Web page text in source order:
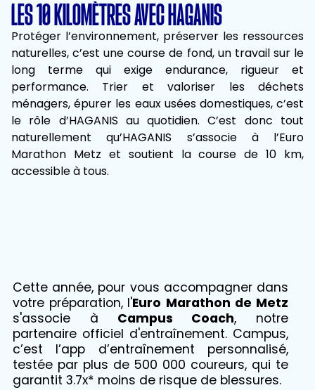
LES 10 KILOMÈTRES AVEC HAGANIS
Protéger l’environnement, préserver les ressources
naturelles, c’est une course de fond, un travail sur le
long terme qui exige endurance, rigueur et
performance. Trier et valoriser les déchets
ménagers, épurer les eaux usées domestiques, c’est
le rôle d’HAGANIS au quotidien. C’est donc tout
naturellement qu’HAGANIS s’associe à l’Euro
Marathon Metz et soutient la course de 10 km,
accessible à tous.
Cette année, pour vous accompagner dans
votre préparation, l'Euro Marathon de Metz
s'associe à Campus Coach, notre
partenaire officiel d'entraînement. Campus,
c’est l’app d’entraînement personnalisé,
testée par plus de 500 000 coureurs, qui te
garantit 3.7x* moins de risque de blessures.